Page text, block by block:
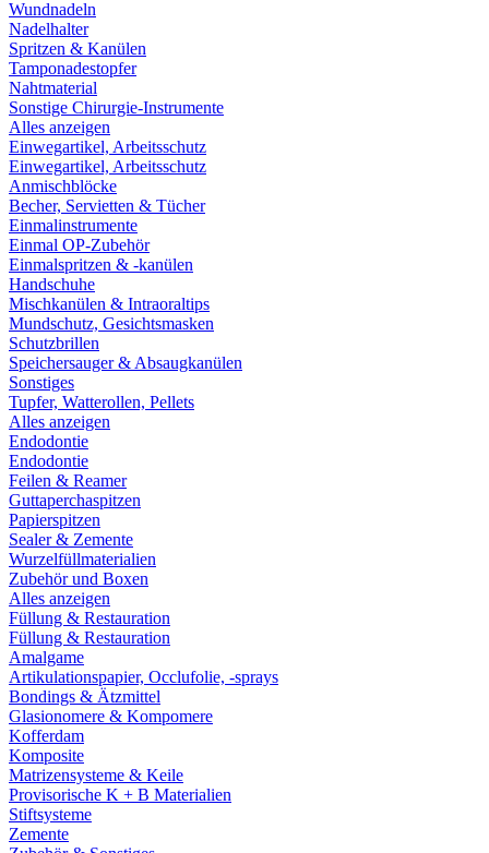
Wundnadeln
Nadelhalter
Spritzen & Kanülen
Tamponadestopfer
Nahtmaterial
Sonstige Chirurgie-Instrumente
Alles anzeigen
Einwegartikel, Arbeitsschutz
Einwegartikel, Arbeitsschutz
Anmischblöcke
Becher, Servietten & Tücher
Einmalinstrumente
Einmal OP-Zubehör
Einmalspritzen & -kanülen
Handschuhe
Mischkanülen & Intraoraltips
Mundschutz, Gesichtsmasken
Schutzbrillen
Speichersauger & Absaugkanülen
Sonstiges
Tupfer, Watterollen, Pellets
Alles anzeigen
Endodontie
Endodontie
Feilen & Reamer
Guttaperchaspitzen
Papierspitzen
Sealer & Zemente
Wurzelfüllmaterialien
Zubehör und Boxen
Alles anzeigen
Füllung & Restauration
Füllung & Restauration
Amalgame
Artikulationspapier, Occlufolie, -sprays
Bondings & Ätzmittel
Glasionomere & Kompomere
Kofferdam
Komposite
Matrizensysteme & Keile
Provisorische K + B Materialien
Stiftsysteme
Zemente